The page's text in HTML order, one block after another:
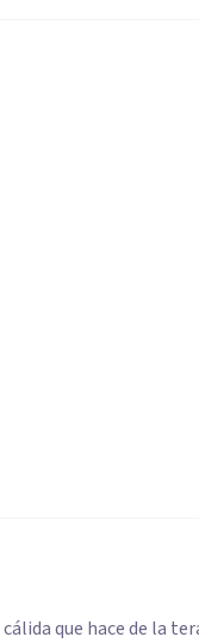
que hace de la